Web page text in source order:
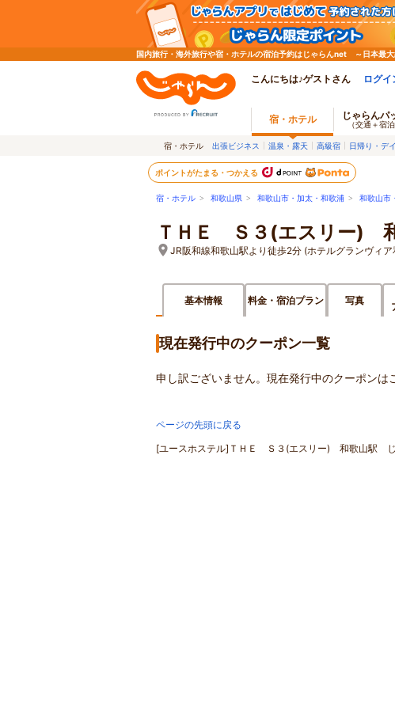
国内旅行・海外旅行や宿・ホテルの宿泊予約はじゃらんnet ～日本最
こんにちは♪ゲストさん ログイ
宿・ホテル じゃらんパ
（交通＋宿泊
宿・ホテル 出張ビジネス 温泉・露天 高級宿 日帰り・デ
ポイントがたまる・つかえる
宿・ホテル > 和歌山県 > 和歌山市・加太・和歌浦 > 和歌山市
ＴＨＥ Ｓ３(エスリー)
JR阪和線和歌山駅より徒歩2分 (ホテルグランヴィ
基本情報 料金・宿泊プラン 写真
現在発行中のクーポン一覧
申し訳ございません。現在発行中のクーポンは
ページの先頭に戻る
[ユースホステル]ＴＨＥ Ｓ３(エスリー) 和歌山駅